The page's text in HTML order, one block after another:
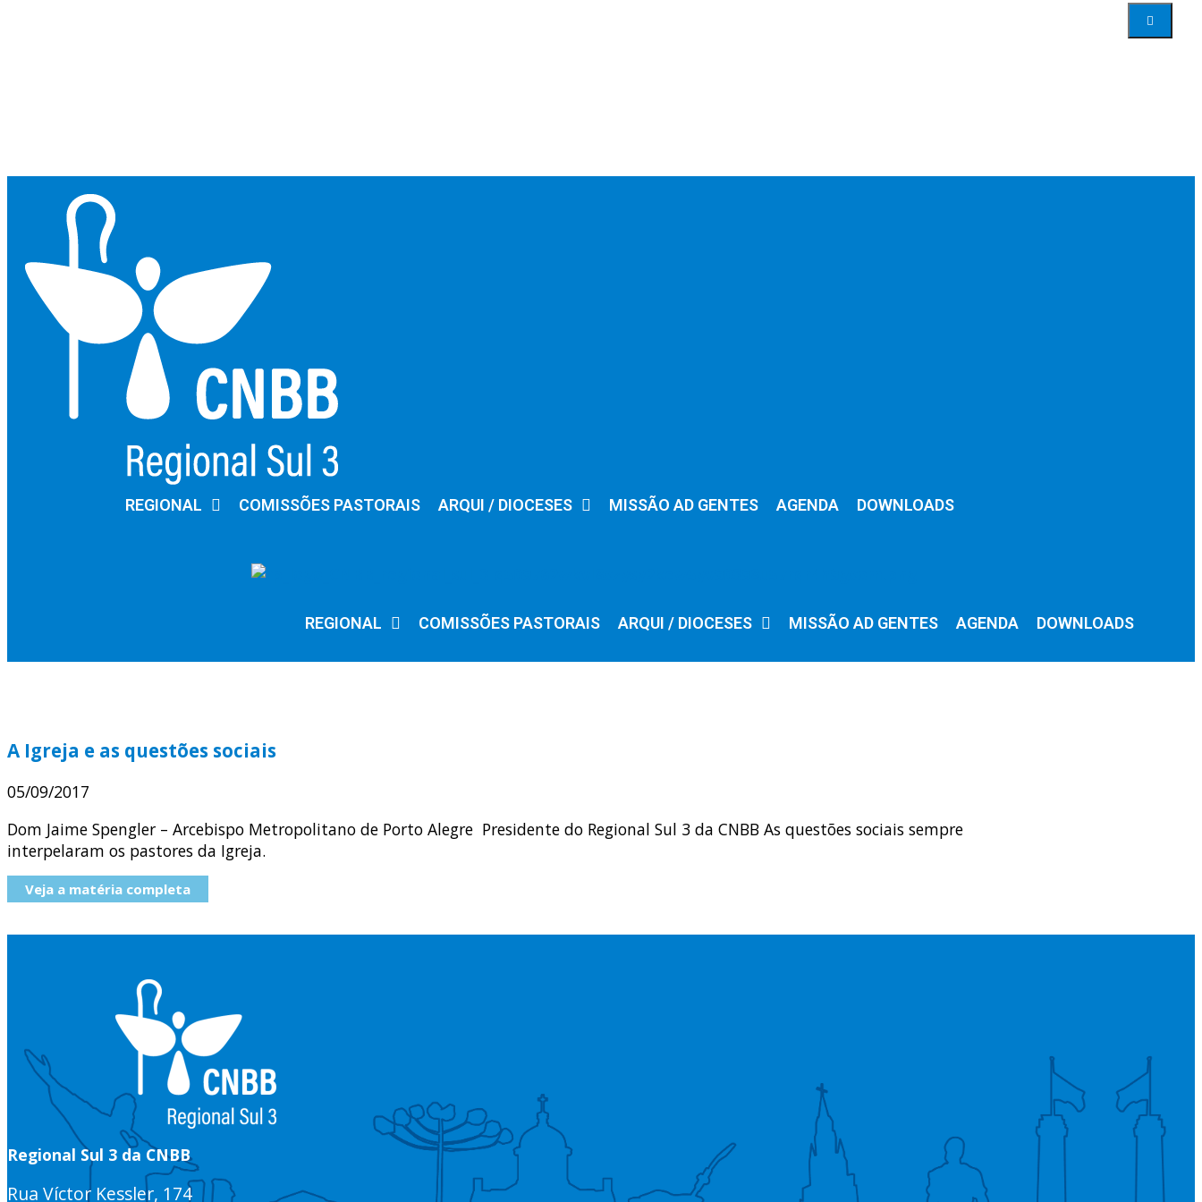
REGIONAL COMISSÕES PASTORAIS ARQUI / DIOCESES MISSÃO AD GENTES AGENDA DOWNLOADS
REGIONAL COMISSÕES PASTORAIS ARQUI / DIOCESES MISSÃO AD GENTES AGENDA DOWNLOADS
A Igreja e as questões sociais
05/09/2017
Dom Jaime Spengler – Arcebispo Metropolitano de Porto Alegre Presidente do Regional Sul 3 da CNBB As questões sociais sempre
interpelaram os pastores da Igreja.
Veja a matéria completa
Regional Sul 3 da CNBB
Rua Víctor Kessler, 174